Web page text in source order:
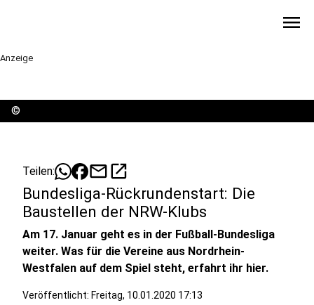
menu
Anzeige
©
Teilen: mailopen_in_new
Bundesliga-Rückrundenstart: Die
Baustellen der NRW-Klubs
Am 17. Januar geht es in der Fußball-Bundesliga
weiter. Was für die Vereine aus Nordrhein-
Westfalen auf dem Spiel steht, erfahrt ihr hier.
Veröffentlicht: Freitag, 10.01.2020 17:13